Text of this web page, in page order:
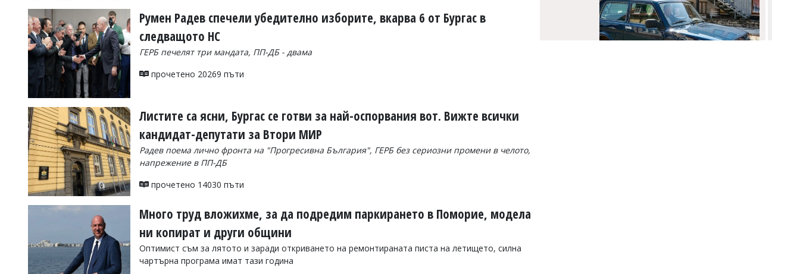
v.vasilev@flagman.bg
Касабова,
k.kassabova@flagman.bg
Главен
редактор:
Колев,
office@flagman.bg
Коментарите
статиите
въвеждат
читателите
отговорност
Румен Радев спечели убедително изборите, вкарва 6 от Бургас в
следващото НС
ГЕРБ печелят три мандата, ПП-ДБ - двама
прочетено 20269 пъти
Листите са ясни, Бургас се готви за най-оспорвания вот. Вижте всички
кандидат-депутати за Втори МИР
Радев поема лично фронта на "Прогресивна България", ГЕРБ без сериозни промени в челото,
напрежение в ПП-ДБ
прочетено 14030 пъти
Много труд вложихме, за да подредим паркирането в Поморие, модела
ни копират и други общини
Оптимист съм за лятото и заради откриването на ремонтираната писта на летището, силна
чартърна програма имат тази година